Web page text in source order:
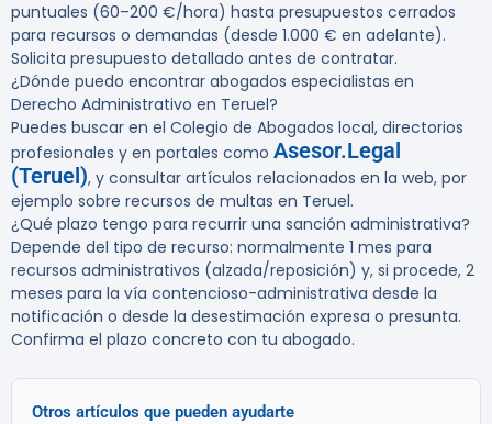
puntuales (60–200 €/hora) hasta presupuestos cerrados
para recursos o demandas (desde 1.000 € en adelante).
Solicita presupuesto detallado antes de contratar.
¿Dónde puedo encontrar abogados especialistas en
Derecho Administrativo en Teruel?
Puedes buscar en el Colegio de Abogados local, directorios
profesionales y en portales como Asesor.Legal
(Teruel), y consultar artículos relacionados en la web, por
ejemplo sobre recursos de multas en Teruel.
¿Qué plazo tengo para recurrir una sanción administrativa?
Depende del tipo de recurso: normalmente 1 mes para
recursos administrativos (alzada/reposición) y, si procede, 2
meses para la vía contencioso-administrativa desde la
notificación o desde la desestimación expresa o presunta.
Confirma el plazo concreto con tu abogado.
Otros artículos que pueden ayudarte